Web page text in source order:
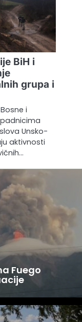
BiH i
grupa i
i
Unsko-
aktivnosti
Fuego